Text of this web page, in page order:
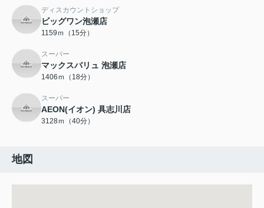
ディスカウントショップ
ビッグワン泡瀬店
1159ｍ（15分）
スーパー
マックスバリュ 泡瀬店
1406ｍ（18分）
スーパー
AEON(イオン) 具志川店
3128ｍ（40分）
地図